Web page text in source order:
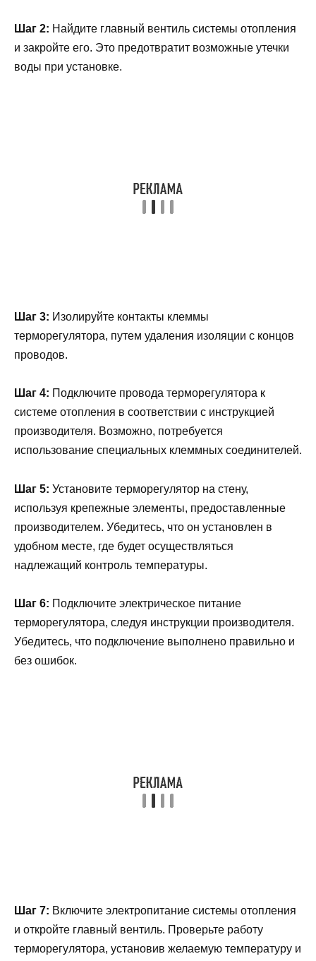
Шаг 2: Найдите главный вентиль системы отопления
и закройте его. Это предотвратит возможные утечки
воды при установке.
Шаг 3: Изолируйте контакты клеммы
терморегулятора, путем удаления изоляции с концов
проводов.
Шаг 4: Подключите провода терморегулятора к
системе отопления в соответствии с инструкцией
производителя. Возможно, потребуется
использование специальных клеммных соединителей.
Шаг 5: Установите терморегулятор на стену,
используя крепежные элементы, предоставленные
производителем. Убедитесь, что он установлен в
удобном месте, где будет осуществляться
надлежащий контроль температуры.
Шаг 6: Подключите электрическое питание
терморегулятора, следуя инструкции производителя.
Убедитесь, что подключение выполнено правильно и
без ошибок.
Шаг 7: Включите электропитание системы отопления
и откройте главный вентиль. Проверьте работу
терморегулятора, установив желаемую температуру и